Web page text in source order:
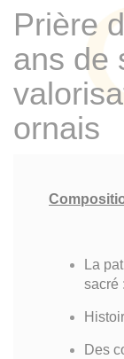
Prière
ans de
ornais
La
sacré
Des